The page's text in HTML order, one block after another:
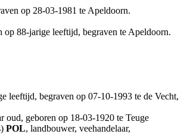
op 28-03-1981 te Apeldoorn.
op 88-jarige leeftijd, begraven te Apeldoorn.
leeftijd, begraven op 07-10-1993 te de Vecht,
oud, geboren op 18-03-1920 te Teuge
POL, landbouwer, veehandelaar,